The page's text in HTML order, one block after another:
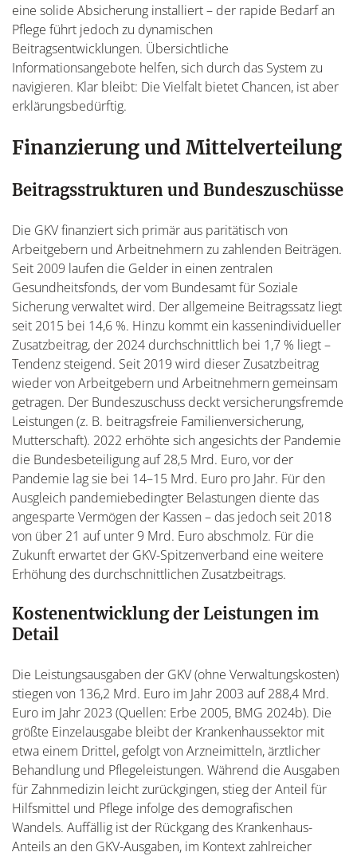
eine solide Absicherung installiert – der rapide Bedarf an
Pflege führt jedoch zu dynamischen
Beitragsentwicklungen. Übersichtliche
Informationsangebote helfen, sich durch das System zu
navigieren. Klar bleibt: Die Vielfalt bietet Chancen, ist aber
erklärungsbedürftig.
Finanzierung und Mittelverteilung
Beitragsstrukturen und Bundeszuschüsse
Die GKV finanziert sich primär aus paritätisch von
Arbeitgebern und Arbeitnehmern zu zahlenden Beiträgen.
Seit 2009 laufen die Gelder in einen zentralen
Gesundheitsfonds, der vom Bundesamt für Soziale
Sicherung verwaltet wird. Der allgemeine Beitragssatz liegt
seit 2015 bei 14,6 %. Hinzu kommt ein kassenindividueller
Zusatzbeitrag, der 2024 durchschnittlich bei 1,7 % liegt –
Tendenz steigend. Seit 2019 wird dieser Zusatzbeitrag
wieder von Arbeitgebern und Arbeitnehmern gemeinsam
getragen. Der Bundeszuschuss deckt versicherungsfremde
Leistungen (z. B. beitragsfreie Familienversicherung,
Mutterschaft). 2022 erhöhte sich angesichts der Pandemie
die Bundesbeteiligung auf 28,5 Mrd. Euro, vor der
Pandemie lag sie bei 14–15 Mrd. Euro pro Jahr. Für den
Ausgleich pandemiebedingter Belastungen diente das
angesparte Vermögen der Kassen – das jedoch seit 2018
von über 21 auf unter 9 Mrd. Euro abschmolz. Für die
Zukunft erwartet der GKV-Spitzenverband eine weitere
Erhöhung des durchschnittlichen Zusatzbeitrags.
Kostenentwicklung der Leistungen im
Detail
Die Leistungsausgaben der GKV (ohne Verwaltungskosten)
stiegen von 136,2 Mrd. Euro im Jahr 2003 auf 288,4 Mrd.
Euro im Jahr 2023 (Quellen: Erbe 2005, BMG 2024b). Die
größte Einzelausgabe bleibt der Krankenhaussektor mit
etwa einem Drittel, gefolgt von Arzneimitteln, ärztlicher
Behandlung und Pflegeleistungen. Während die Ausgaben
für Zahnmedizin leicht zurückgingen, stieg der Anteil für
Hilfsmittel und Pflege infolge des demografischen
Wandels. Auffällig ist der Rückgang des Krankenhaus-
Anteils an den GKV-Ausgaben, im Kontext zahlreicher